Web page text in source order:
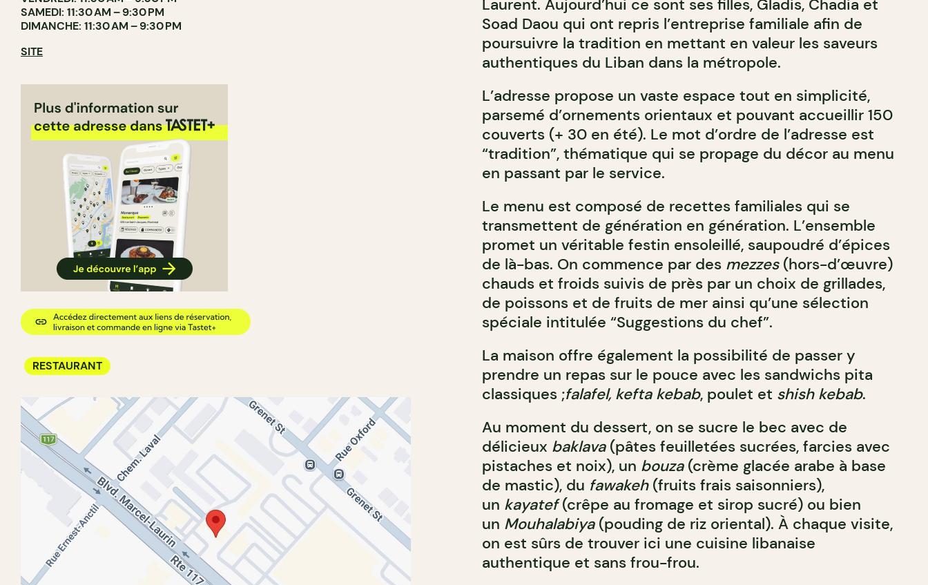
SAMEDI: 11:30 AM – 9:30 PM
DIMANCHE: 11:30 AM – 9:30 PM
SITE
RESTAURANT
Laurent. Aujourd’hui ce sont ses filles, Gladis, Chadia et
Soad Daou qui ont repris l’entreprise familiale afin de
poursuivre la tradition en mettant en valeur les saveurs
authentiques du Liban dans la métropole.
L’adresse propose un vaste espace tout en simplicité,
parsemé d’ornements orientaux et pouvant accueillir 150
couverts (+ 30 en été). Le mot d’ordre de l’adresse est
“tradition”, thématique qui se propage du décor au menu
en passant par le service.
Le menu est composé de recettes familiales qui se
transmettent de génération en génération. L’ensemble
promet un véritable festin ensoleillé, saupoudré d’épices
de là-bas. On commence par des mezzes (hors-d’œuvre)
chauds et froids suivis de près par un choix de grillades,
de poissons et de fruits de mer ainsi qu’une sélection
spéciale intitulée “Suggestions du chef”.
La maison offre également la possibilité de passer y
prendre un repas sur le pouce avec les sandwichs pita
classiques ;falafel, kefta kebab, poulet et shish kebab.
Au moment du dessert, on se sucre le bec avec de
délicieux baklava (pâtes feuilletées sucrées, farcies avec
pistaches et noix), un bouza (crème glacée arabe à base
de mastic), du fawakeh (fruits frais saisonniers),
un kayatef(crêpe au fromage et sirop sucré) ou bien
un Mouhalabiya (pouding de riz oriental). À chaque visite,
on est sûrs de trouver ici une cuisine libanaise
authentique et sans frou-frou.